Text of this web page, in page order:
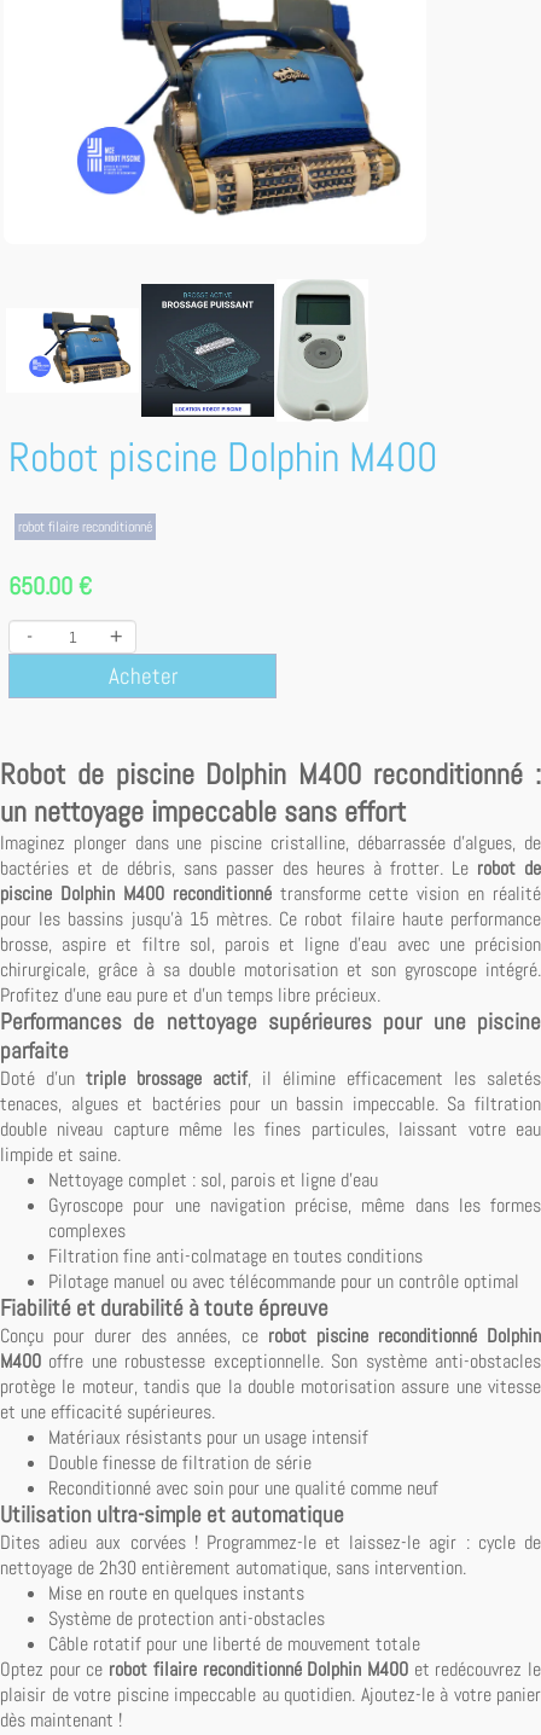
Robot piscine Dolphin M400
robot filaire reconditionné
650.00 €
- +
Acheter
Robot de piscine Dolphin M400 reconditionné :
un nettoyage impeccable sans effort
Imaginez plonger dans une piscine cristalline, débarrassée d'algues, de
bactéries et de débris, sans passer des heures à frotter. Le robot de
piscine Dolphin M400 reconditionnétransforme cette vision en réalité
pour les bassins jusqu'à 15 mètres. Ce robot filaire haute performance
brosse, aspire et filtre sol, parois et ligne d'eau avec une précision
chirurgicale, grâce à sa double motorisation et son gyroscope intégré.
Profitez d'une eau pure et d'un temps libre précieux.
Performances de nettoyage supérieures pour une piscine
parfaite
Doté d'un triple brossage actif, il élimine efficacement les saletés
tenaces, algues et bactéries pour un bassin impeccable. Sa filtration
double niveau capture même les fines particules, laissant votre eau
limpide et saine.
Nettoyage complet : sol, parois et ligne d'eau
Gyroscope pour une navigation précise, même dans les formes
complexes
Filtration fine anti-colmatage en toutes conditions
Pilotage manuel ou avec télécommande pour un contrôle optimal
Fiabilité et durabilité à toute épreuve
Conçu pour durer des années, ce robot piscine reconditionné Dolphin
M400 offre une robustesse exceptionnelle. Son système anti-obstacles
protège le moteur, tandis que la double motorisation assure une vitesse
et une efficacité supérieures.
Matériaux résistants pour un usage intensif
Double finesse de filtration de série
Reconditionné avec soin pour une qualité comme neuf
Utilisation ultra-simple et automatique
Dites adieu aux corvées ! Programmez-le et laissez-le agir : cycle de
nettoyage de 2h30 entièrement automatique, sans intervention.
Mise en route en quelques instants
Système de protection anti-obstacles
Câble rotatif pour une liberté de mouvement totale
Optez pour ce robot filaire reconditionné Dolphin M400et redécouvrez le
plaisir de votre piscine impeccable au quotidien. Ajoutez-le à votre panier
dès maintenant !